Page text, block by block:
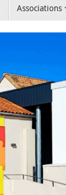
Associations